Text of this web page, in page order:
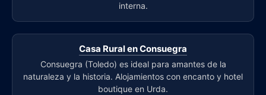
interna.
Casa Rural en Consuegra
Consuegra (Toledo) es ideal para amantes de la
naturaleza y la historia. Alojamientos con encanto y hotel
boutique en Urda.